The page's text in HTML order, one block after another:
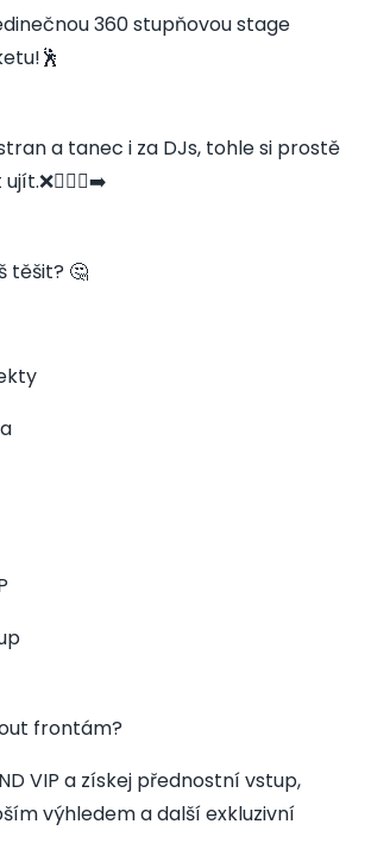
360 stupňovou stage
a tanec i za DJs, tohle si prostě
těšit? 🤔
frontám?
VIP a získej přednostní vstup,
výhledem a další exkluzivní